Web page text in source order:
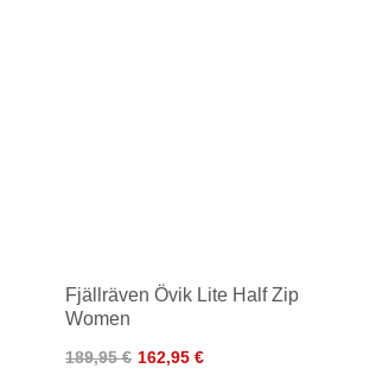
Fjällräven Övik Lite Half Zip
Women
189,95 € 162,95 €